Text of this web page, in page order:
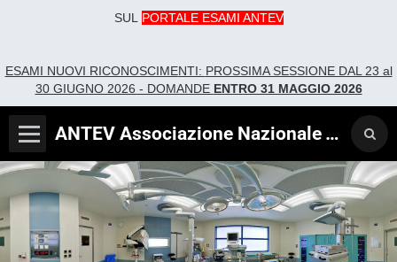
SUL PORTALE ESAMI ANTEV
ESAMI NUOVI RICONOSCIMENTI: PROSSIMA SESSIONE DAL 23 al
30 GIUGNO 2026 - DOMANDE ENTRO 31 MAGGIO 2026
ANTEV Associazione Nazionale Tecnici Verificatori